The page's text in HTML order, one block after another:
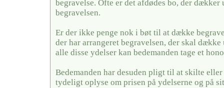
begravelse. Ofte er det afdødes bo, der
begravelsen.
Er der ikke penge nok i bøt til at dække
der har arrangeret begravelsen, der skal
alle disse ydelser kan bedemanden tage et
Bedemanden har desuden pligt til at skilte eller
tydeligt oplyse om prisen på ydelserne og på